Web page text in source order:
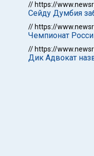
// https://
Сейду Думбия
// https://
Чемпионат
// https://
Дик Адвокат